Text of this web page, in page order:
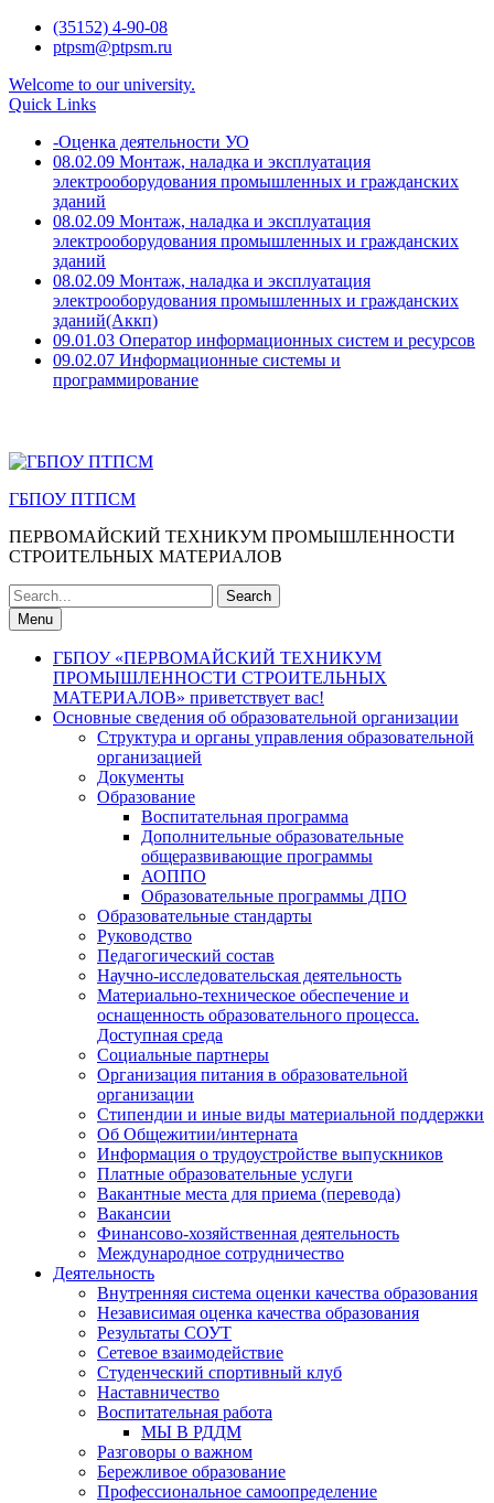
Skip
(35152) 4-90-08
ptpsm@ptpsm.ru
Welcome to our university.
Quick Links
-Оценка деятельности УО
08.02.09 Монтаж, наладка и эксплуатация
электрооборудования промышленных и гражданских
зданий
08.02.09 Монтаж, наладка и эксплуатация
электрооборудования промышленных и гражданских
зданий
08.02.09 Монтаж, наладка и эксплуатация
электрооборудования промышленных и гражданских
зданий(Аккп)
09.01.03 Оператор информационных систем и ресурсов
09.02.07 Информационные системы и
программирование
ГБПОУ ПТПСМ
ПЕРВОМАЙСКИЙ ТЕХНИКУМ ПРОМЫШЛЕННОСТИ
СТРОИТЕЛЬНЫХ МАТЕРИАЛОВ
Search
for:Menu
ГБПОУ «ПЕРВОМАЙСКИЙ ТЕХНИКУМ
ПРОМЫШЛЕННОСТИ СТРОИТЕЛЬНЫХ
МАТЕРИАЛОВ» приветствует вас!
Основные сведения об образовательной организации
Структура и органы управления образовательной
организацией
Документы
Образование
Воспитательная программа
Дополнительные образовательные
общеразвивающие программы
АОППО
Образовательные программы ДПО
Образовательные стандарты
Руководство
Педагогический состав
Научно-исследовательская деятельность
Материально-техническое обеспечение и
оснащенность образовательного процесса.
Доступная среда
Социальные партнеры
Организация питания в образовательной
организации
Стипендии и иные виды материальной поддержки
Об Общежитии/интерната
Информация о трудоустройстве выпускников
Платные образовательные услуги
Вакантные места для приема (перевода)
Вакансии
Финансово-хозяйственная деятельность
Международное сотрудничество
Деятельность
Внутренняя система оценки качества образования
Независимая оценка качества образования
Результаты СОУТ
Сетевое взаимодействие
Студенческий спортивный клуб
Наставничество
Воспитательная работа
МЫ В РДДМ
Разговоры о важном
Бережливое образование
Профессиональное самоопределение